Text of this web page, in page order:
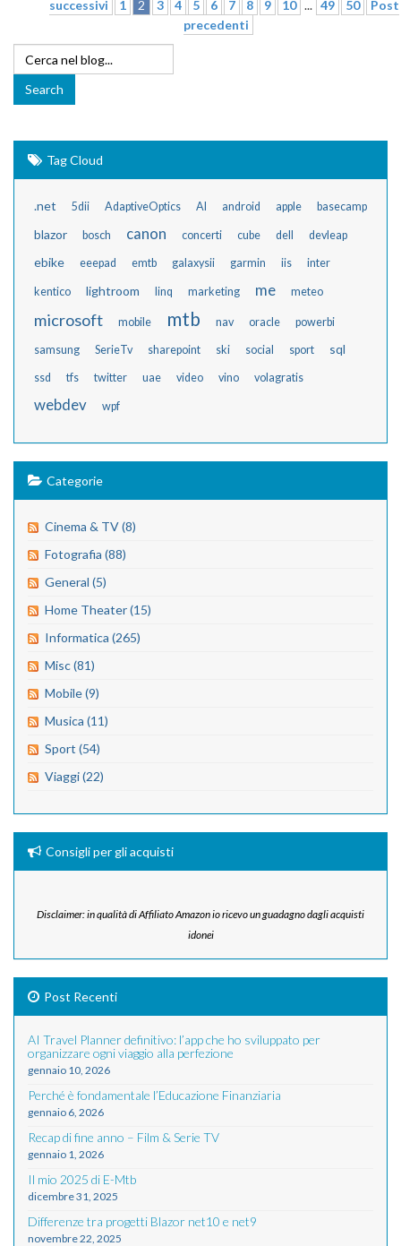
successivi 1 2 3 4 5 6 7 8 9 10 ... 49 50
Post
precedenti
Tag Cloud
.net 5dii AdaptiveOptics AI android apple basecamp
blazor bosch canon concerti cube dell devleap
ebike eeepad emtb galaxysii garmin iis inter
kentico lightroom linq marketing me meteo
microsoft mobile mtb nav oracle powerbi
samsung SerieTv sharepoint ski social sport sql
ssd tfs twitter uae video vino volagratis
webdev wpf
Categorie
Cinema & TV (8)
Fotografia (88)
General (5)
Home Theater (15)
Informatica (265)
Misc (81)
Mobile (9)
Musica (11)
Sport (54)
Viaggi (22)
Consigli per gli acquisti
Disclaimer: in qualità di Affiliato Amazon io ricevo un guadagno dagli acquisti
idonei
Post Recenti
AI Travel Planner definitivo: l’app che ho sviluppato per
organizzare ogni viaggio alla perfezione
gennaio 10, 2026
Perché è fondamentale l’Educazione Finanziaria
gennaio 6, 2026
Recap di fine anno – Film & Serie TV
gennaio 1, 2026
Il mio 2025 di E-Mtb
dicembre 31, 2025
Differenze tra progetti Blazor net10 e net9
novembre 22, 2025